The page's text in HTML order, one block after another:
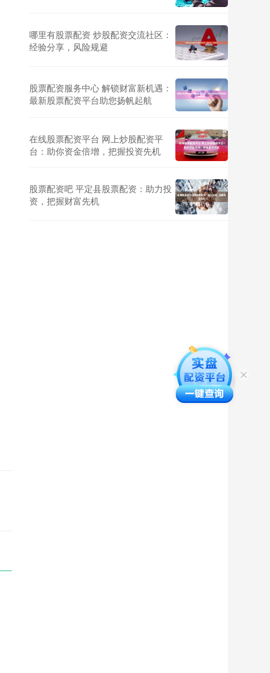
哪里有股票配资 炒股配资交流社区：
经验分享，风险规避
股票配资服务中心 解锁财富新机遇：
最新股票配资平台助您扬帆起航
在线股票配资平台 网上炒股配资平
台：助你资金倍增，把握投资先机
股票配资吧 平定县股票配资：助力投
资，把握财富先机